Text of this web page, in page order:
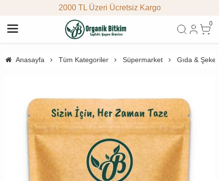
2000 TL Üzeri Ücretsiz Kargo
0
Anasayfa Tüm Kategoriler Süpermarket Gıda &